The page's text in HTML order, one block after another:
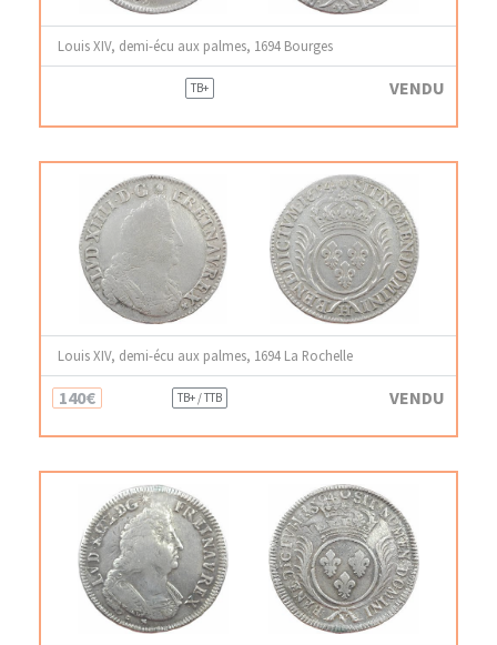
Louis XIV, demi-écu aux palmes, 1694 Bourges
TB+ VENDU
Louis XIV, demi-écu aux palmes, 1694 La Rochelle
140€ TB+ / TTB VENDU